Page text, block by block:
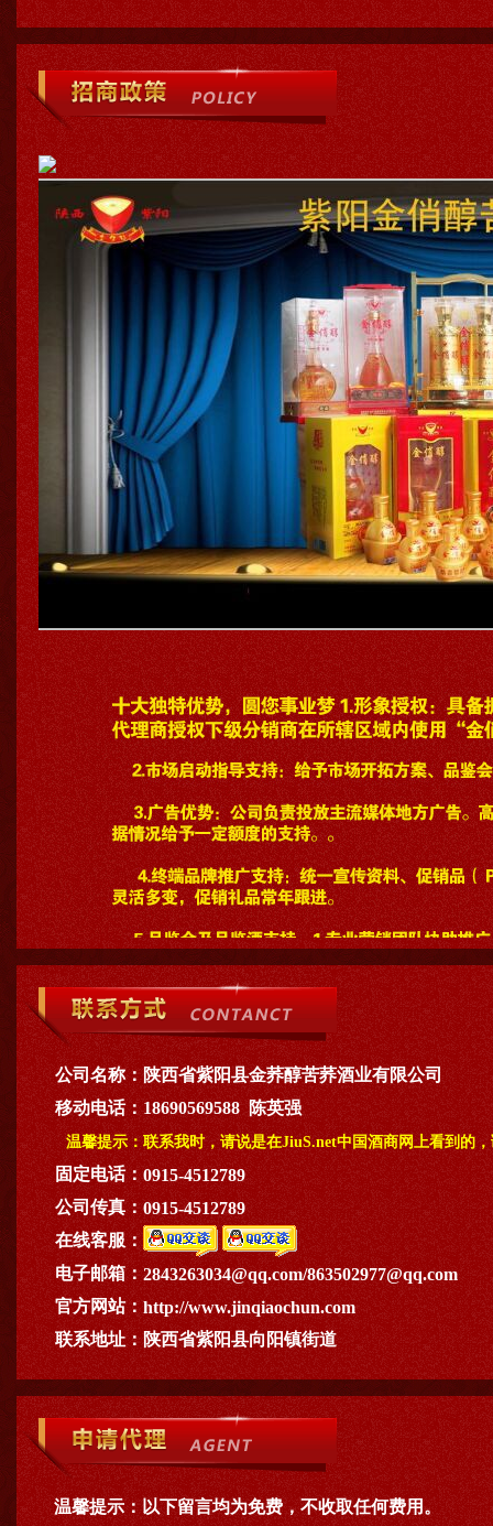
公司名称： 陕西省紫阳县金荞醇苦荞酒业有限公司
移动电话： 18690569588 陈英强
温馨提示： 联系我时，请说是在JiuS.net中国酒商网上看到的
固定电话： 0915-4512789
公司传真： 0915-4512789
在线客服：
电子邮箱： 2843263034@qq.com/863502977@qq.com
官方网站： http://www.jinqiaochun.com
联系地址： 陕西省紫阳县向阳镇街道
温馨提示： 以下留言均为免费，不收取任何费用。